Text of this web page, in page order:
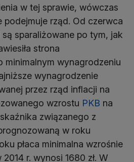
w tej sprawie, wówczas
rząd. Od czerwca
są sparaliżowane po tym, jak
strona
minimalnym wynagrodzeniu
wynagrodzenie
przez rząd inflacji na
wzrostu PKB na
związanego z
w roku
płaca minimalna wzrośnie
r. wynosi 1680 zł. W